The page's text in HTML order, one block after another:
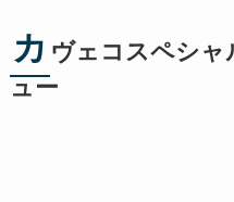
カ ヴェコスペシ
ュー